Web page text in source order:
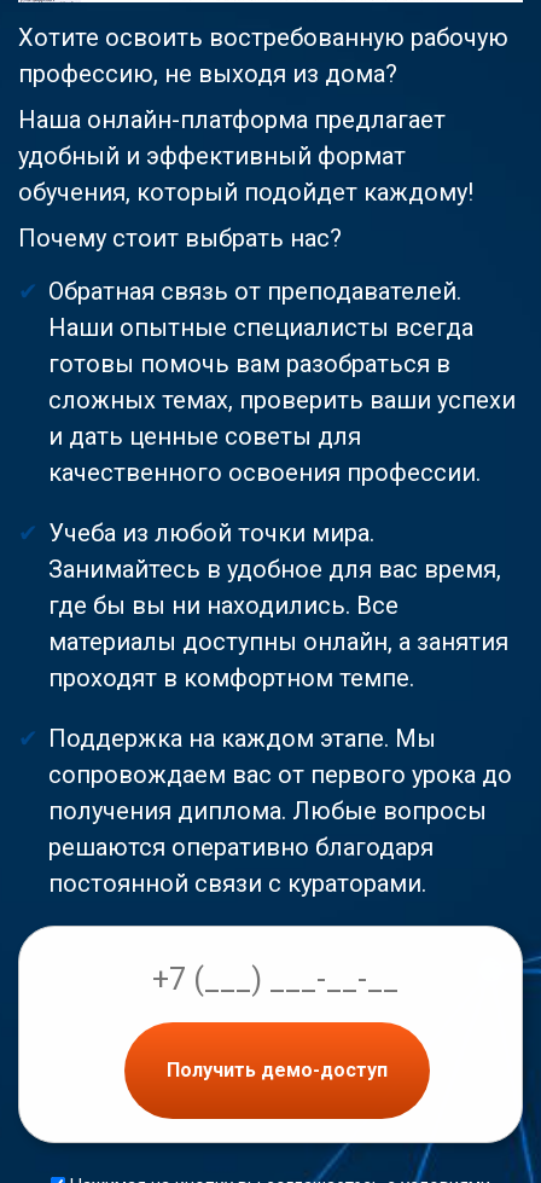
Хотите освоить востребованную рабочую
профессию, не выходя из дома?
Наша онлайн-платформа предлагает
удобный и эффективный формат
обучения, который подойдет каждому!
Почему стоит выбрать нас?
Обратная связь от преподавателей.
Наши опытные специалисты всегда
готовы помочь вам разобраться в
сложных темах, проверить ваши успехи
и дать ценные советы для
качественного освоения профессии.
Учеба из любой точки мира.
Занимайтесь в удобное для вас время,
где бы вы ни находились. Все
материалы доступны онлайн, а занятия
проходят в комфортном темпе.
Поддержка на каждом этапе. Мы
сопровождаем вас от первого урока до
получения диплома. Любые вопросы
решаются оперативно благодаря
постоянной связи с кураторами.
Получить демо-доступ